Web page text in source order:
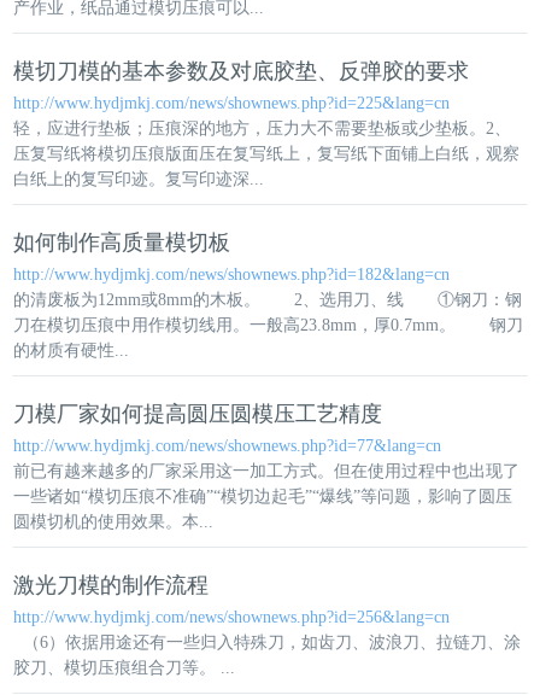
产作业，纸品通过模切压痕可以...
模切刀模的基本参数及对底胶垫、反弹胶的要求
http://www.hydjmkj.com/news/shownews.php?id=225&lang=cn
轻，应进行垫板；压痕深的地方，压力大不需要垫板或少垫板。2、
压复写纸将模切压痕版面压在复写纸上，复写纸下面铺上白纸，观察
白纸上的复写印迹。复写印迹深...
如何制作高质量模切板
http://www.hydjmkj.com/news/shownews.php?id=182&lang=cn
的清废板为12mm或8mm的木板。 2、选用刀、线 ①钢刀：钢
刀在模切压痕中用作模切线用。一般高23.8mm，厚0.7mm。 钢刀
的材质有硬性...
刀模厂家如何提高圆压圆模压工艺精度
http://www.hydjmkj.com/news/shownews.php?id=77&lang=cn
前已有越来越多的厂家采用这一加工方式。但在使用过程中也出现了
一些诸如“模切压痕不准确”“模切边起毛”“爆线”等问题，影响了圆压
圆模切机的使用效果。本...
激光刀模的制作流程
http://www.hydjmkj.com/news/shownews.php?id=256&lang=cn
（6）依据用途还有一些归入特殊刀，如齿刀、波浪刀、拉链刀、涂
胶刀、 模切压痕组合刀等。 ...